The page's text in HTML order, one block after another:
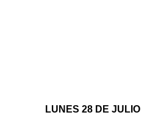
LUNES 28 DE JULIO